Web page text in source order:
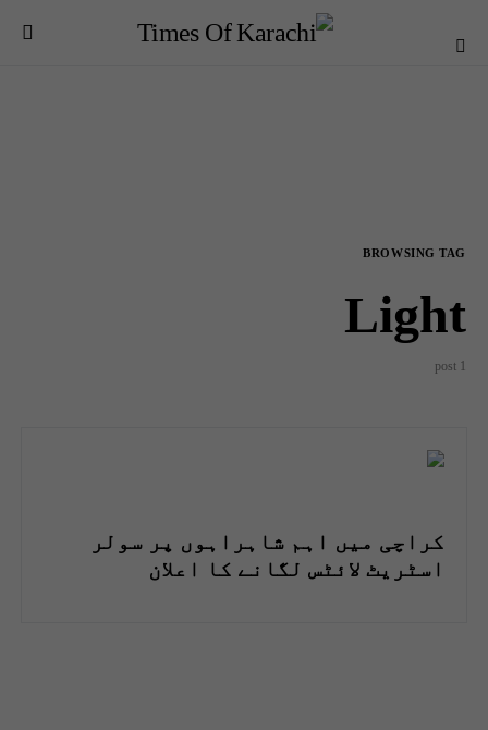
BROWSING TAG
Light
1 post
کراچی میں اہم شاہراہوں پر سولر
اسٹریٹ لائٹس لگانے کا اعلان